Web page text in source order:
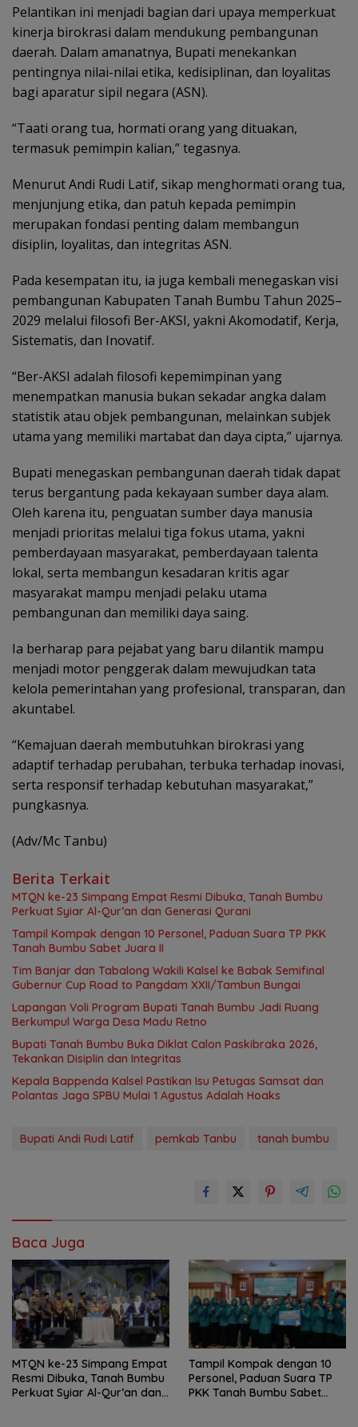
Pelantikan ini menjadi bagian dari upaya memperkuat
kinerja birokrasi dalam mendukung pembangunan
daerah. Dalam amanatnya, Bupati menekankan
pentingnya nilai-nilai etika, kedisiplinan, dan loyalitas
bagi aparatur sipil negara (ASN).
“Taati orang tua, hormati orang yang dituakan,
termasuk pemimpin kalian,” tegasnya.
Menurut Andi Rudi Latif, sikap menghormati orang tua,
menjunjung etika, dan patuh kepada pemimpin
merupakan fondasi penting dalam membangun
disiplin, loyalitas, dan integritas ASN.
Pada kesempatan itu, ia juga kembali menegaskan visi
pembangunan Kabupaten Tanah Bumbu Tahun 2025–
2029 melalui filosofi Ber-AKSI, yakni Akomodatif, Kerja,
Sistematis, dan Inovatif.
“Ber-AKSI adalah filosofi kepemimpinan yang
menempatkan manusia bukan sekadar angka dalam
statistik atau objek pembangunan, melainkan subjek
utama yang memiliki martabat dan daya cipta,” ujarnya.
Bupati menegaskan pembangunan daerah tidak dapat
terus bergantung pada kekayaan sumber daya alam.
Oleh karena itu, penguatan sumber daya manusia
menjadi prioritas melalui tiga fokus utama, yakni
pemberdayaan masyarakat, pemberdayaan talenta
lokal, serta membangun kesadaran kritis agar
masyarakat mampu menjadi pelaku utama
pembangunan dan memiliki daya saing.
Ia berharap para pejabat yang baru dilantik mampu
menjadi motor penggerak dalam mewujudkan tata
kelola pemerintahan yang profesional, transparan, dan
akuntabel.
“Kemajuan daerah membutuhkan birokrasi yang
adaptif terhadap perubahan, terbuka terhadap inovasi,
serta responsif terhadap kebutuhan masyarakat,”
pungkasnya.
(Adv/Mc Tanbu)
Berita Terkait
MTQN ke-23 Simpang Empat Resmi Dibuka, Tanah Bumbu
Perkuat Syiar Al-Qur’an dan Generasi Qurani
Tampil Kompak dengan 10 Personel, Paduan Suara TP PKK
Tanah Bumbu Sabet Juara II
Tim Banjar dan Tabalong Wakili Kalsel ke Babak Semifinal
Gubernur Cup Road to Pangdam XXII/Tambun Bungai
Lapangan Voli Program Bupati Tanah Bumbu Jadi Ruang
Berkumpul Warga Desa Madu Retno
Bupati Tanah Bumbu Buka Diklat Calon Paskibraka 2026,
Tekankan Disiplin dan Integritas
Kepala Bappenda Kalsel Pastikan Isu Petugas Samsat dan
Polantas Jaga SPBU Mulai 1 Agustus Adalah Hoaks
Bupati Andi Rudi Latif pemkab Tanbu tanah bumbu
Baca Juga
MTQN ke-23 Simpang Empat
Resmi Dibuka, Tanah Bumbu
Perkuat Syiar Al-Qur’an dan
Tampil Kompak dengan 10
Personel, Paduan Suara TP
PKK Tanah Bumbu Sabet